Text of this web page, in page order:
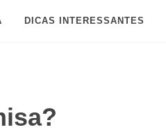
DICAS INTERESSANTES